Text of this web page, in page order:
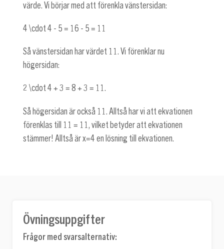
värde. Vi börjar med att förenkla vänstersidan:
4 \cdot 4 - 5 = 16 - 5 = 11
Så vänstersidan har värdet 11. Vi förenklar nu
högersidan:
2 \cdot 4 + 3 = 8 + 3 = 11 .
Så högersidan är också 11. Alltså har vi att ekvationen
förenklas till 11 = 11
, vilket betyder att ekvationen
stämmer! Alltså ärx=4 en lösning till ekvationen.
Övningsuppgifter
Frågor med svarsalternativ: